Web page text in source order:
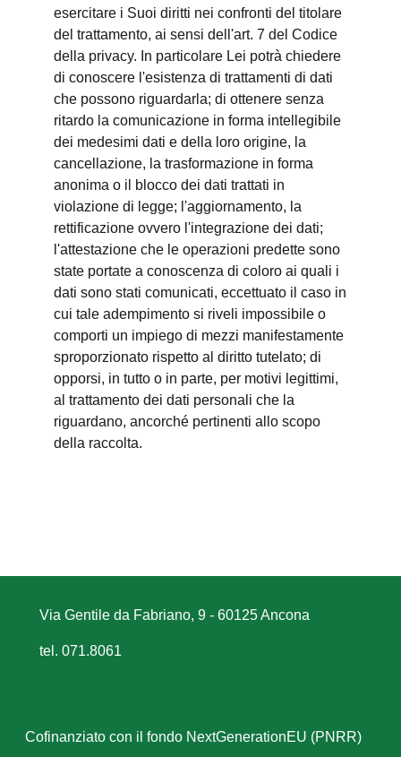
esercitare i Suoi diritti nei confronti del titolare
del trattamento, ai sensi dell'art. 7 del Codice
della privacy. In particolare Lei potrà chiedere
di conoscere l'esistenza di trattamenti di dati
che possono riguardarla; di ottenere senza
ritardo la comunicazione in forma intellegibile
dei medesimi dati e della loro origine, la
cancellazione, la trasformazione in forma
anonima o il blocco dei dati trattati in
violazione di legge; l'aggiornamento, la
rettificazione ovvero l'integrazione dei dati;
l'attestazione che le operazioni predette sono
state portate a conoscenza di coloro ai quali i
dati sono stati comunicati, eccettuato il caso in
cui tale adempimento si riveli impossibile o
comporti un impiego di mezzi manifestamente
sproporzionato rispetto al diritto tutelato; di
opporsi, in tutto o in parte, per motivi legittimi,
al trattamento dei dati personali che la
riguardano, ancorché pertinenti allo scopo
della raccolta.
Via Gentile da Fabriano, 9 - 60125 Ancona
tel. 071.8061
Cofinanziato con il fondo NextGenerationEU (PNRR)